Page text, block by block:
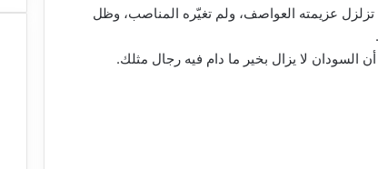
عزيمته العواصف، ولم تغيّره المناصب، وظل
السودان لا يزال بخير ما دام فيه رجال مثلك.